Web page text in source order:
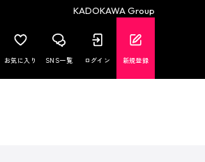
KADOKAWA Group
お気に入り SNS一覧 ログイン 新規登録